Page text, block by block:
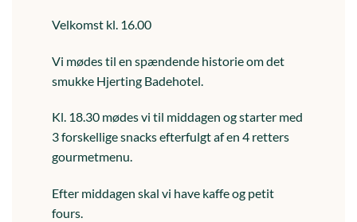
Velkomst kl. 16.00
Vi mødes til en spændende historie om det
smukke Hjerting Badehotel.
Kl. 18.30 mødes vi til middagen og starter med
3 forskellige snacks efterfulgt af en 4 retters
gourmetmenu.
Efter middagen skal vi have kaffe og petit
fours.